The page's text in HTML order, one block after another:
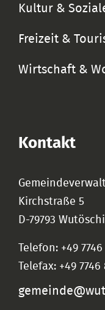
Kultur &
Freizeit &
Wirtschaft &
Kontakt
Kirchstraße 5
D-79793
Telefon: +49
Telefax: +49